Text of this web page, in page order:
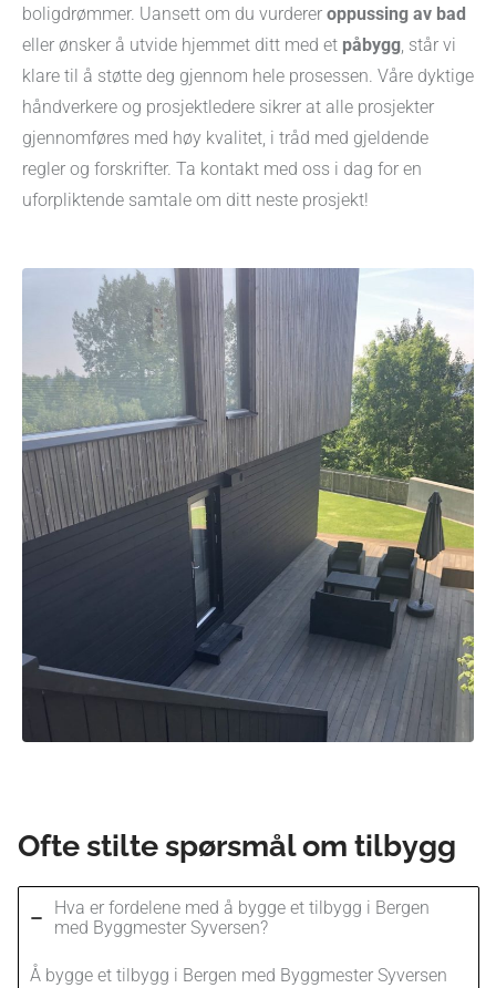
boligdrømmer. Uansett om du vurderer oppussing av bad
eller ønsker å utvide hjemmet ditt med et påbygg, står vi
klare til å støtte deg gjennom hele prosessen. Våre dyktige
håndverkere og prosjektledere sikrer at alle prosjekter
gjennomføres med høy kvalitet, i tråd med gjeldende
regler og forskrifter. Ta kontakt med oss i dag for en
uforpliktende samtale om ditt neste prosjekt!
Ofte stilte spørsmål om tilbygg
Hva er fordelene med å bygge et tilbygg i Bergen
med Byggmester Syversen?
Å bygge et tilbygg i Bergen med Byggmester Syversen